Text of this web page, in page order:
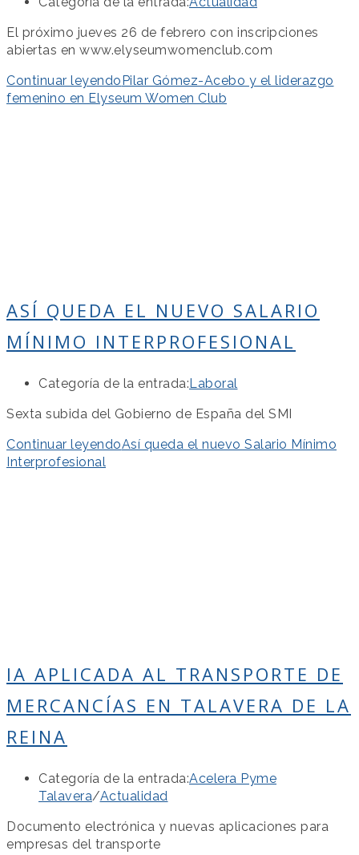
El próximo jueves 26 de febrero con inscripciones
abiertas en www.elyseumwomenclub.com
Continuar leyendoPilar Gómez-Acebo y el liderazgo
femenino en Elyseum Women Club
ASÍ QUEDA EL NUEVO SALARIO
MÍNIMO INTERPROFESIONAL
Categoría de la entrada:Laboral
Sexta subida del Gobierno de España del SMI
Continuar leyendoAsí queda el nuevo Salario Mínimo
Interprofesional
IA APLICADA AL TRANSPORTE DE
MERCANCÍAS EN TALAVERA DE LA
REINA
Categoría de la entrada:Acelera Pyme
Talavera/Actualidad
Documento electrónica y nuevas aplicaciones para
empresas del transporte